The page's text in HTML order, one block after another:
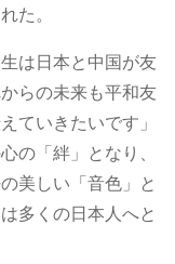
た。
は日本と中国が友
らの未来も平和友
ていきたいです」
の「絆」となり、
美しい「音色」と
多くの日本人へと